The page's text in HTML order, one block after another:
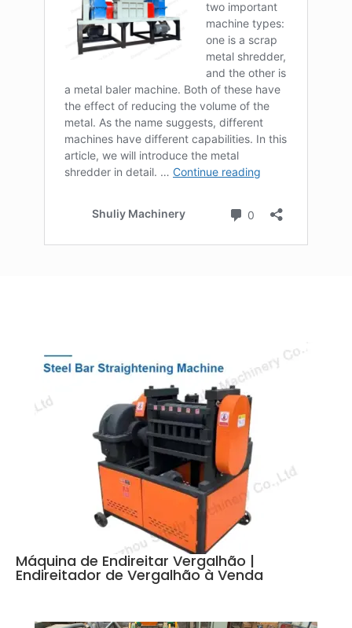
Máquina de Endireitar Vergalhão |
Endireitador de Vergalhão à Venda